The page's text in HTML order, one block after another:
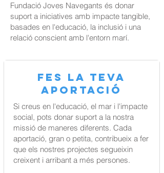
Fundació Joves Navegants és donar
suport a iniciatives amb impacte tangible,
basades en l'educació, la inclusió i una
relació conscient amb l'entorn marí.
Fes la teva
aportació
Si creus en l'educació, el mar i l'impacte
social, pots donar suport a la nostra
missió de maneres diferents. Cada
aportació, gran o petita, contribueix a fer
que els nostres projectes segueixin
creixent i arribant a més persones.